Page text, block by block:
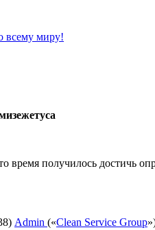
время получилось достичь
Admin («Clean Service Group